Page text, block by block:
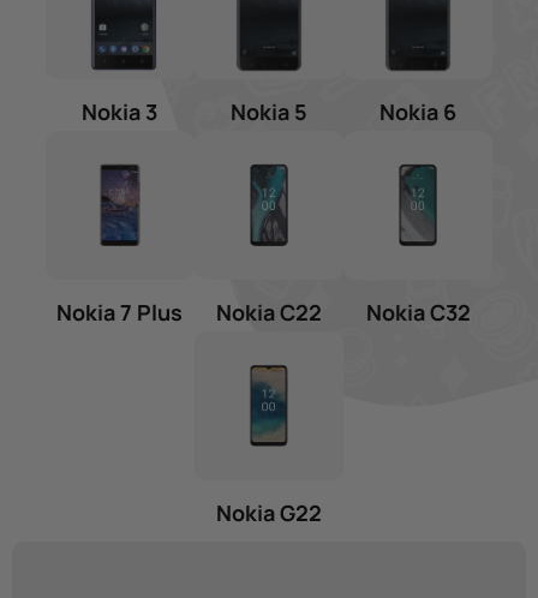
Nokia 3 Nokia 5 Nokia 6
Nokia 7 Plus Nokia C22 Nokia C32
Nokia G22